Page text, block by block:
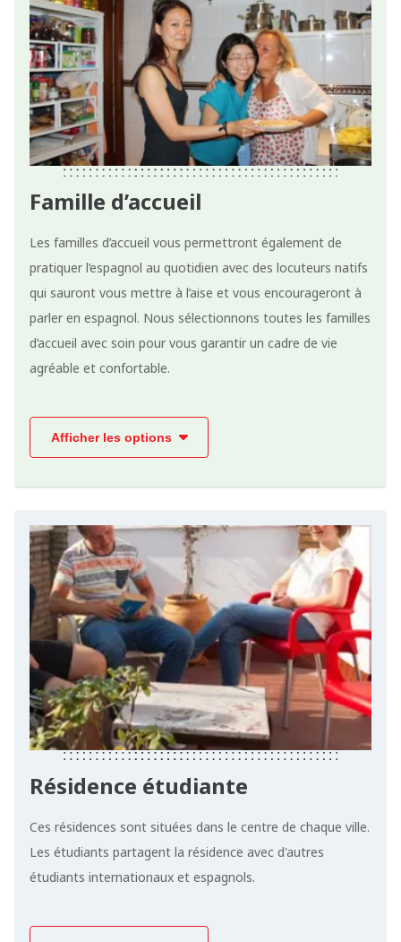
Famille d’accueil
Les familles d’accueil vous permettront également de
pratiquer l’espagnol au quotidien avec des locuteurs natifs
qui sauront vous mettre à l’aise et vous encourageront à
parler en espagnol. Nous sélectionnons toutes les familles
d’accueil avec soin pour vous garantir un cadre de vie
agréable et confortable.
Afficher les options
Résidence étudiante
Ces résidences sont situées dans le centre de chaque ville.
Les étudiants partagent la résidence avec d'autres
étudiants internationaux et espagnols.